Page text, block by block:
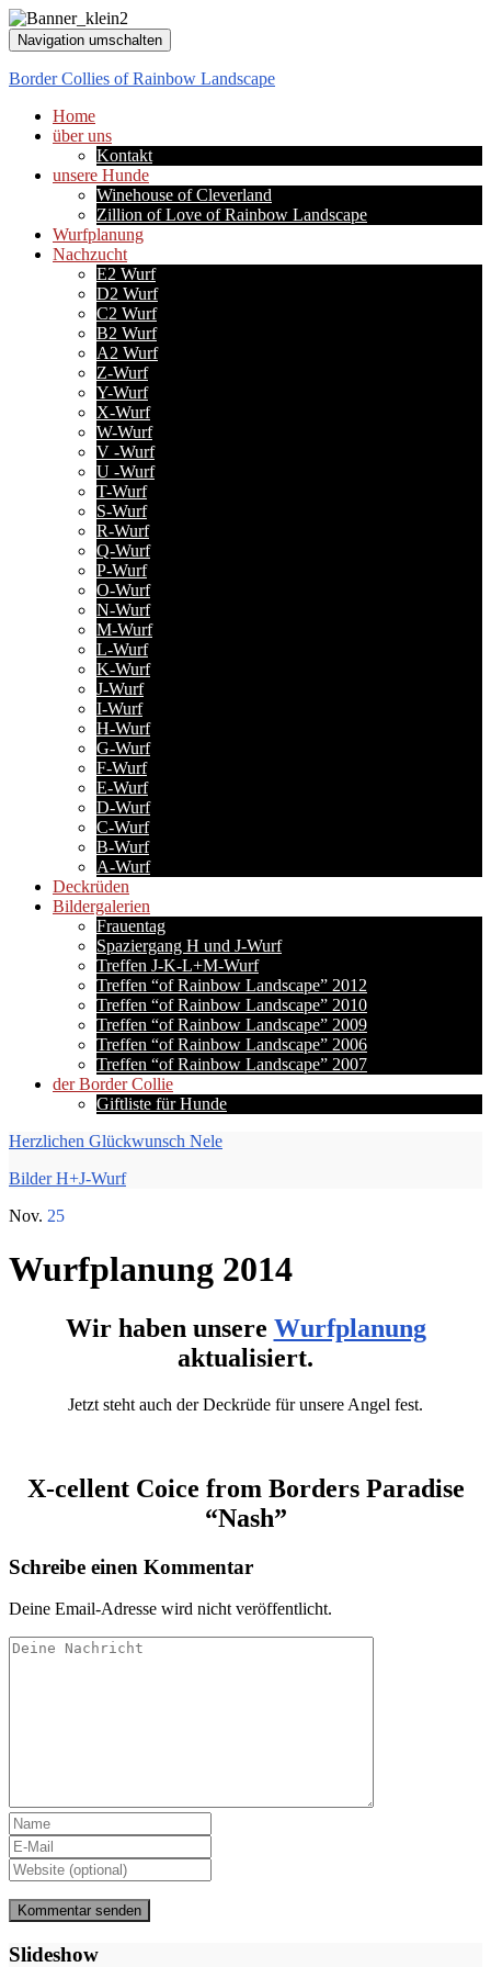
Navigation umschalten
Border Collies of Rainbow Landscape
Home
über uns
Kontakt
unsere Hunde
Winehouse of Cleverland
Zillion of Love of Rainbow Landscape
Wurfplanung
Nachzucht
E2 Wurf
D2 Wurf
C2 Wurf
B2 Wurf
A2 Wurf
Z-Wurf
Y-Wurf
X-Wurf
W-Wurf
V -Wurf
U -Wurf
T-Wurf
S-Wurf
R-Wurf
Q-Wurf
P-Wurf
O-Wurf
N-Wurf
M-Wurf
L-Wurf
K-Wurf
J-Wurf
I-Wurf
H-Wurf
G-Wurf
F-Wurf
E-Wurf
D-Wurf
C-Wurf
B-Wurf
A-Wurf
Deckrüden
Bildergalerien
Frauentag
Spaziergang H und J-Wurf
Treffen J-K-L+M-Wurf
Treffen “of Rainbow Landscape” 2012
Treffen “of Rainbow Landscape” 2010
Treffen “of Rainbow Landscape” 2009
Treffen “of Rainbow Landscape” 2006
Treffen “of Rainbow Landscape” 2007
der Border Collie
Giftliste für Hunde
Herzlichen Glückwunsch Nele
Bilder H+J-Wurf
Nov. 25
Wurfplanung 2014
Wir haben unsere Wurfplanung
aktualisiert.
Jetzt steht auch der Deckrüde für unsere Angel fest.
X-cellent Coice from Borders Paradise
“Nash”
Schreibe einen Kommentar
Deine Email-Adresse wird nicht veröffentlicht.
Slideshow